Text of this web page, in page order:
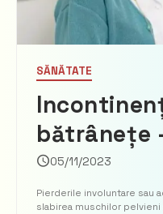
SĂNĂTATE
bătrânețe
strategii
la
05/11/2023
Pierderile involuntare sau
slabirea muschilor